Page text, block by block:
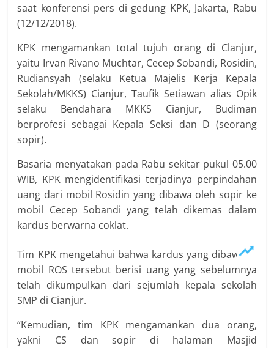
saat konferensi pers di gedung KPK, Jakarta, Rabu
(12/12/2018).
KPK mengamankan total tujuh orang di Clanjur,
yaitu Irvan Rivano Muchtar, Cecep Sobandi, Rosidin,
Rudiansyah (selaku Ketua Majelis Kerja Kepala
Sekolah/MKKS) Cianjur, Taufik Setiawan alias Opik
selaku Bendahara MKKS Cianjur, Budiman
berprofesi sebagai Kepala Seksi dan D (seorang
sopir).
Basaria menyatakan pada Rabu sekitar pukul 05.00
WIB, KPK mengidentifikasi terjadinya perpindahan
uang dari mobil Rosidin yang dibawa oleh sopir ke
mobil Cecep Sobandi yang telah dikemas dalam
kardus berwarna coklat.
Tim KPK mengetahui bahwa kardus yang dibawa di
mobil ROS tersebut berisi uang yang sebelumnya
telah dikumpulkan dari sejumlah kepala sekolah
SMP di Cianjur.
“Kemudian, tim KPK mengamankan dua orang,
yakni CS dan sopir di halaman Masjid